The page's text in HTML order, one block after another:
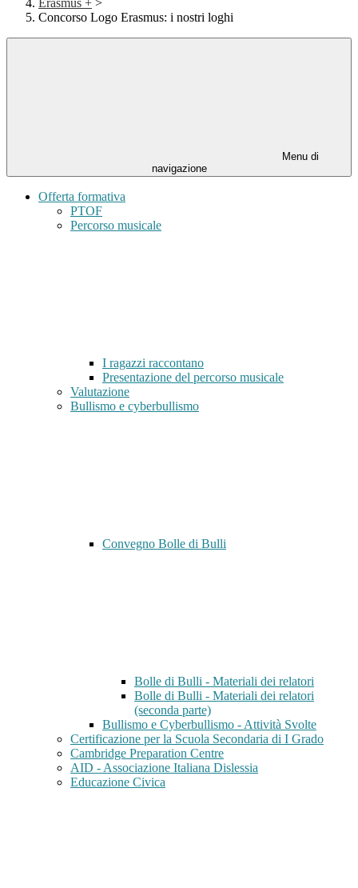
Erasmus + >
Concorso Logo Erasmus: i nostri loghi
Menu di
navigazione
Offerta formativa
PTOF
Percorso musicale
I ragazzi raccontano
Presentazione del percorso musicale
Valutazione
Bullismo e cyberbullismo
Convegno Bolle di Bulli
Bolle di Bulli - Materiali dei relatori
Bolle di Bulli - Materiali dei relatori
(seconda parte)
Bullismo e Cyberbullismo - Attività Svolte
Certificazione per la Scuola Secondaria di I Grado
Cambridge Preparation Centre
AID - Associazione Italiana Dislessia
Educazione Civica